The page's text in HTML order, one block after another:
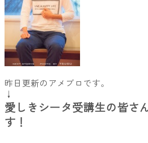
昨日更新のアメブロです。
↓
愛しきシータ受講生の皆さ
す！